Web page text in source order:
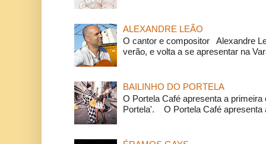
ALEXANDRE LEÃO
O cantor e compositor Alexandre
verão, e volta a se apresentar na
BAILINHO DO PORTELA
O Portela Café apresenta a
Portela'. O Portela Café apresenta